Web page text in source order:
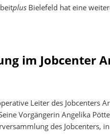
plus Bielefeld hat eine
im Jobcenter
Leiter des
Vorgängerin Angelika
des Jobcenters,